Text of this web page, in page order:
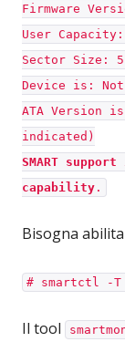
Firmware
User
Sector Size:
Device is:
ATA Version
indicated)
SMART
capability .
Bisogna
# smartctl -T
Il tool